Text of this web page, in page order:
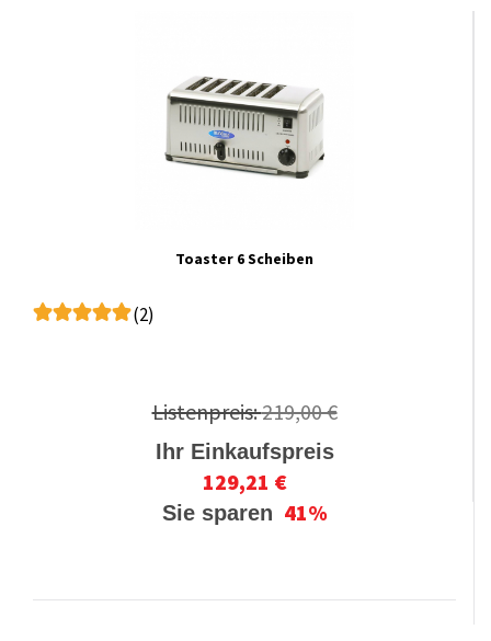
Toaster 6 Scheiben
(2)
Listenpreis:219,00 €
Ihr Einkaufspreis
129,21 €
Sie sparen 41%